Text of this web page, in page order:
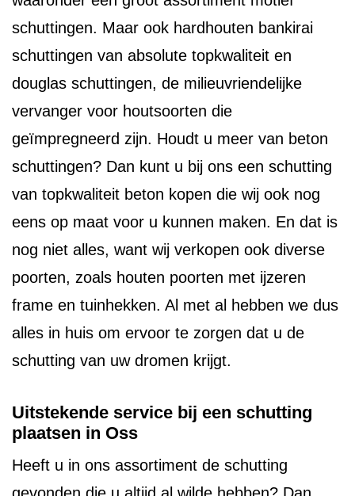
schuttingen. Maar ook hardhouten bankirai
schuttingen van absolute topkwaliteit en
douglas schuttingen, de milieuvriendelijke
vervanger voor houtsoorten die
geïmpregneerd zijn. Houdt u meer van beton
schuttingen? Dan kunt u bij ons een schutting
van topkwaliteit beton kopen die wij ook nog
eens op maat voor u kunnen maken. En dat is
nog niet alles, want wij verkopen ook diverse
poorten, zoals houten poorten met ijzeren
frame en tuinhekken. Al met al hebben we dus
alles in huis om ervoor te zorgen dat u de
schutting van uw dromen krijgt.
Uitstekende service bij een schutting
plaatsen in Oss
Heeft u in ons assortiment de schutting
gevonden die u altijd al wilde hebben? Dan